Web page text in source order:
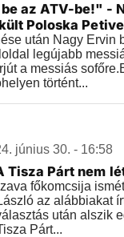
az ATV-be!" -
Poloska
után Nagy Ervin
legújabb
a messiás
történt...
június 30. - 16:58
Tisza Párt nem
főkomcsija
az alábbiakat
után alszik
Párt...